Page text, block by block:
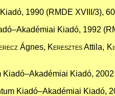
1990 (RMDE XVIII/3),
Kiadó, 1992
Ágnes, KeresztesAttila,
Kiadó–Akadémiai Kiadó,
Kiadó–Akadémiai Kiadó,